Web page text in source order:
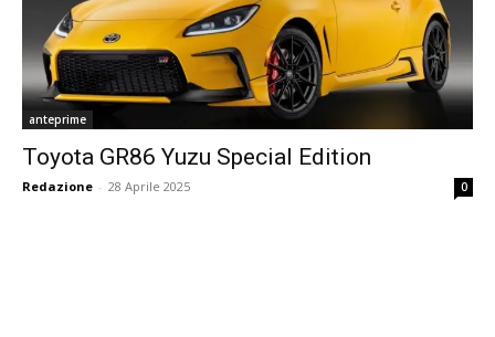
anteprime
Toyota GR86 Yuzu Special Edition
Redazione - 28 Aprile 2025 0